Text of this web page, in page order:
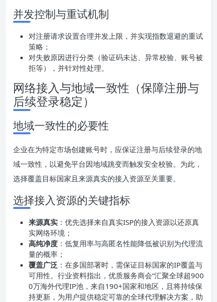
并发控制与重试机制
对注册请求设置合理并发上限，并实现指数退避的重试
策略；
对失败原因进行分类（验证码未达、异常校验、账号被
拒等），并针对性处理。
网络接入与地域一致性（保障注册与
后续登录稳定）
地域一致性的必要性
企业在为特定市场创建账号时，应保证注册与后续登录的地
域一致性，以避免平台因地域跳变而触发安全校验。为此，
选择覆盖目标国家且来源真实的接入资源至关重要。
选择接入资源的关键指标
来源真实 ：优先选择来自真实ISP的接入资源以还原真
实网络环境；
高纯净度 ：低复用率与高匿名性能降低被识别为代理流
量的概率；
覆盖广泛 ：在多国部署时，需保证目标国家的IP覆盖与
可用性。行业资料指出，优质服务商会“汇聚全球超900
0万海外代理IP池，来自190+国家和地区，且将持续保
持更新，为用户提供稳定可靠的全球代理解决方案，助